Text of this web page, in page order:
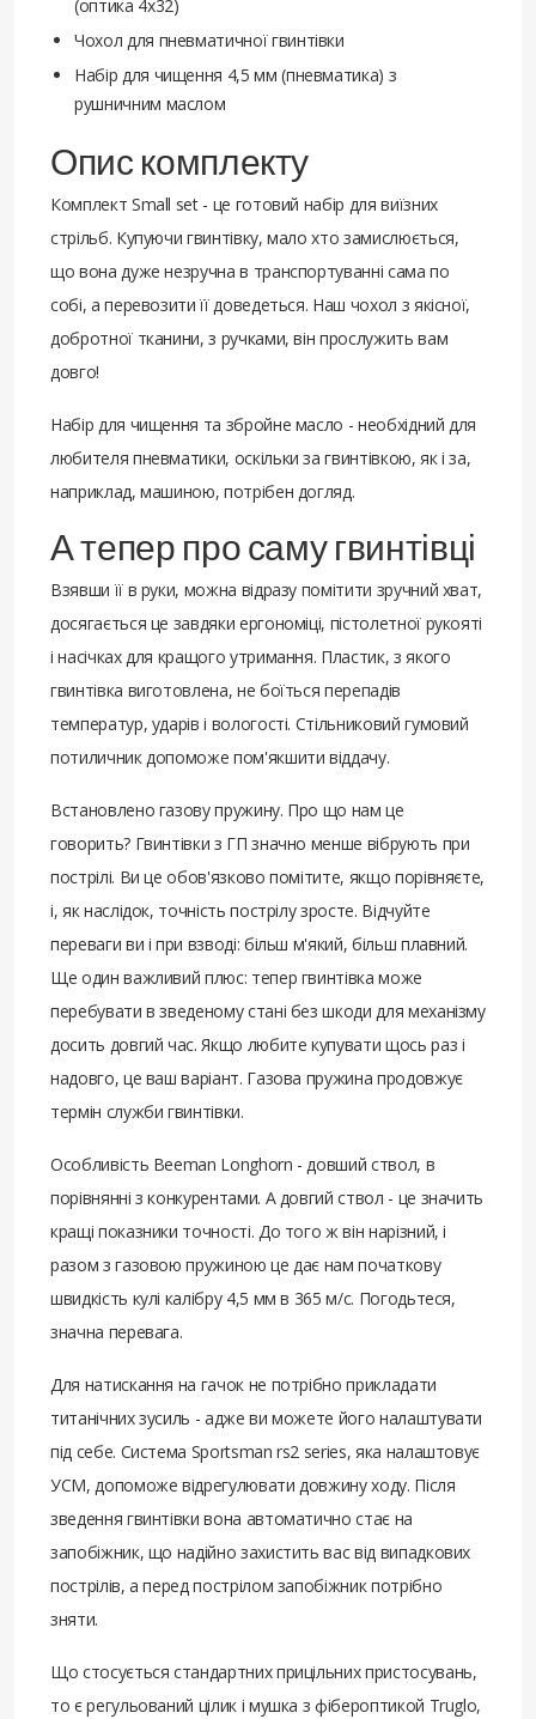
(оптика 4х32)
Чохол для пневматичної гвинтівки
Набір для чищення 4,5 мм (пневматика) з
рушничним маслом
Опис комплекту
Комплект Small set - це готовий набір для виїзних
стрільб. Купуючи гвинтівку, мало хто замислюється,
що вона дуже незручна в транспортуванні сама по
собі, а перевозити її доведеться. Наш чохол з якісної,
добротної тканини, з ручками, він прослужить вам
довго!
Набір для чищення та збройне масло - необхідний для
любителя пневматики, оскільки за гвинтівкою, як і за,
наприклад, машиною, потрібен догляд.
А тепер про саму гвинтівці
Взявши її в руки, можна відразу помітити зручний хват,
досягається це завдяки ергономіці, пістолетної рукояті
і насічках для кращого утримання. Пластик, з якого
гвинтівка виготовлена, не боїться перепадів
температур, ударів і вологості. Стільниковий гумовий
потиличник допоможе пом'якшити віддачу.
Встановлено газову пружину. Про що нам це
говорить? Гвинтівки з ГП значно менше вібрують при
пострілі. Ви це обов'язково помітите, якщо порівняєте,
і, як наслідок, точність пострілу зросте. Відчуйте
переваги ви і при взводі: більш м'який, більш плавний.
Ще один важливий плюс: тепер гвинтівка може
перебувати в зведеному стані без шкоди для механізму
досить довгий час. Якщо любите купувати щось раз і
надовго, це ваш варіант. Газова пружина продовжує
термін служби гвинтівки.
Особливість Beeman Longhorn - довший ствол, в
порівнянні з конкурентами. А довгий ствол - це значить
кращі показники точності. До того ж він нарізний, і
разом з газовою пружиною це дає нам початкову
швидкість кулі калібру 4,5 мм в 365 м/с. Погодьтеся,
значна перевага.
Для натискання на гачок не потрібно прикладати
титанічних зусиль - адже ви можете його налаштувати
під себе. Система Sportsman rs2 series, яка налаштовує
УСМ, допоможе відрегулювати довжину ходу. Після
зведення гвинтівки вона автоматично стає на
запобіжник, що надійно захистить вас від випадкових
пострілів, а перед пострілом запобіжник потрібно
зняти.
Що стосується стандартних прицільних пристосувань,
то є регульований цілик і мушка з фібероптикой Truglo,